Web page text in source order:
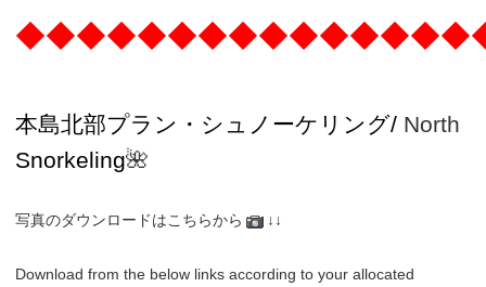
本島北部プラン・ シュノーケリング/ North
Snorkeling🌺
写真のダウンロードはこちらから ↓↓
Download from the below links according to your allocated